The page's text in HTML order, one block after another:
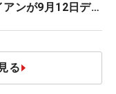
アンが9月12日デ
る